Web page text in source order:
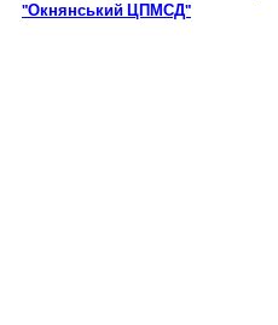
"Окнянський ЦПМСД"